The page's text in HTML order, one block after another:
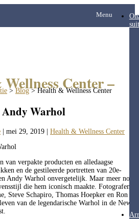
Menu
Center –
>Blog>Health & Wellness Center
Warhol
mei 29, 2019 Health & Wellness Center
van verpakte producten en alledaagse
en de gestileerde portretten van 20e-
Andy Warhol onvergetelijk. Maar meer nog
die hem iconisch maakte. Fotografen
Steve Schapiro, Thomas Hoepker en Ron
van de legendarische Warhol in de New